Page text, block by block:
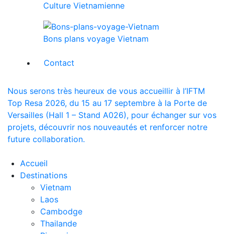
Culture Vietnamienne
Bons plans voyage Vietnam
Contact
Nous serons très heureux de vous accueillir à l’IFTM
Top Resa 2026, du 15 au 17 septembre à la Porte de
Versailles (Hall 1 – Stand A026), pour échanger sur vos
projets, découvrir nos nouveautés et renforcer notre
future collaboration.
Accueil
Destinations
Vietnam
Laos
Cambodge
Thailande